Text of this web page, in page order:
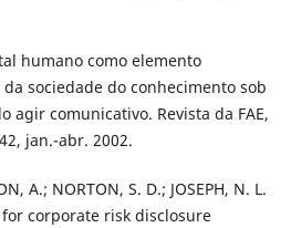
humano como elemento
sociedade do conhecimento sob
agir comunicativo. Revista da FAE,
jan.-abr. 2002.
A.; NORTON, S. D.; JOSEPH, N. L.
corporate risk disclosure